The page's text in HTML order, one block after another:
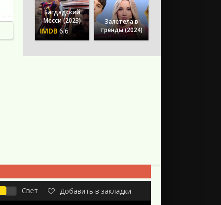
Багдадский
Месси (2023)
6.6
Залетела в
тренды (2024)
Свет Добавить в закладки